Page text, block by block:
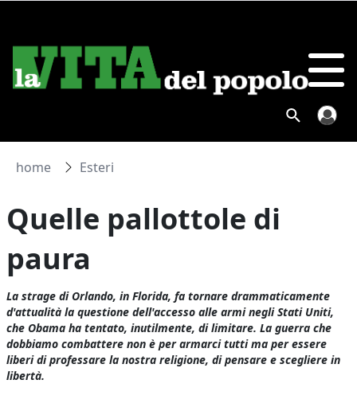
home Esteri
Quelle pallottole di
paura
La strage di Orlando, in Florida, fa tornare drammaticamente
d'attualità la questione dell'accesso alle armi negli Stati Uniti,
che Obama ha tentato, inutilmente, di limitare. La guerra che
dobbiamo combattere non è per armarci tutti ma per essere
liberi di professare la nostra religione, di pensare e scegliere in
libertà.